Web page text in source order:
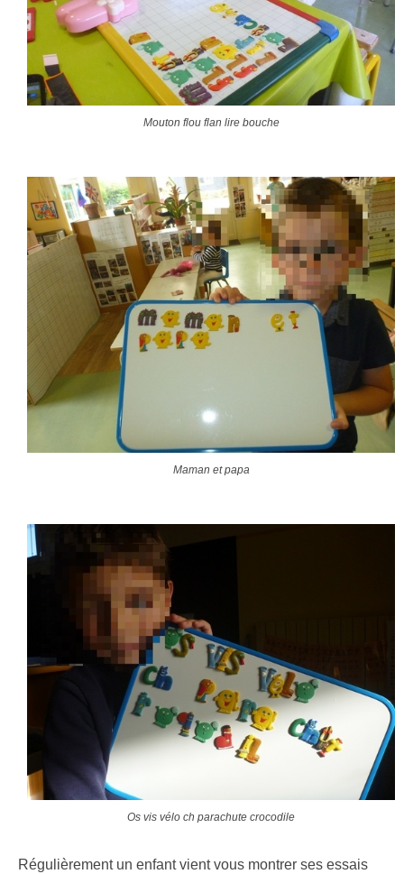
Mouton flou flan lire bouche
Maman et papa
Os vis vélo ch parachute crocodile
Régulièrement un enfant vient vous montrer ses essais